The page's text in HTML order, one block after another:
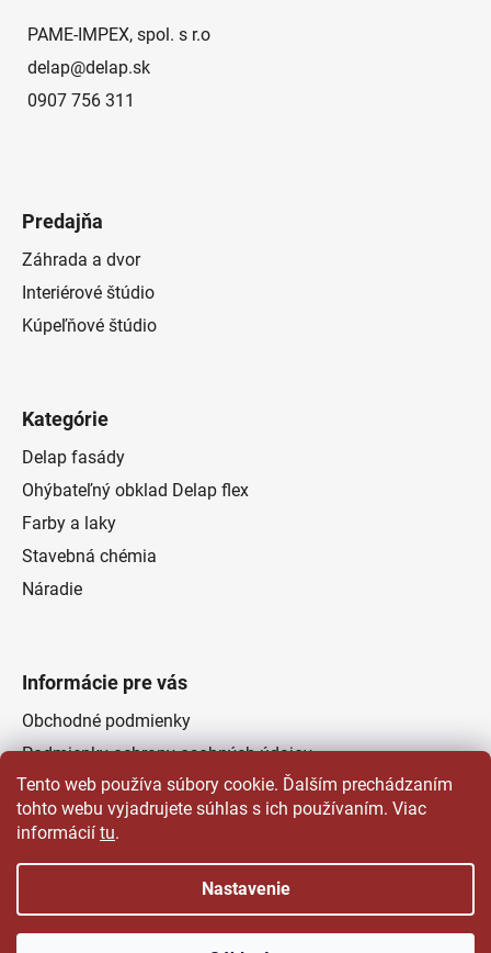
Tento web používa súbory cookie. Ďalším prechádzaním
tohto webu vyjadrujete súhlas s ich používaním. Viac
informácií tu.
Nastavenie
PAME-IMPEX, spol. s r.o
delap@delap.sk
0907 756 311
Predajňa
Záhrada a dvor
Interiérové štúdio
Kúpeľňové štúdio
Kategórie
Delap fasády
Ohýbateľný obklad Delap flex
Farby a laky
Stavebná chémia
Náradie
Informácie pre vás
Obchodné podmienky
Podmienky ochrany osobných údajov
Odstúpenie od zmluvy
Kontakty
Vytvoril Shoptet a Adatelier